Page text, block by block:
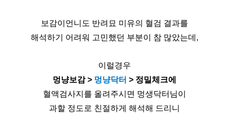
보감이언니도 반려묘 미유의 혈검 결과를
해석하기 어려워 고민했던 부분이 참 많았는데,
이럴경우
멍냥보감 > 멍냥닥터 > 정밀체크에
혈액검사지를 올려주시면 멍생닥터님이
과할 정도로 친절하게 해석해 드리니